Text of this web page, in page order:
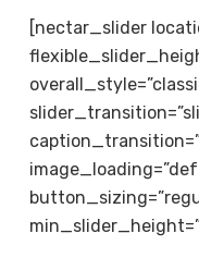
[nectar_slider